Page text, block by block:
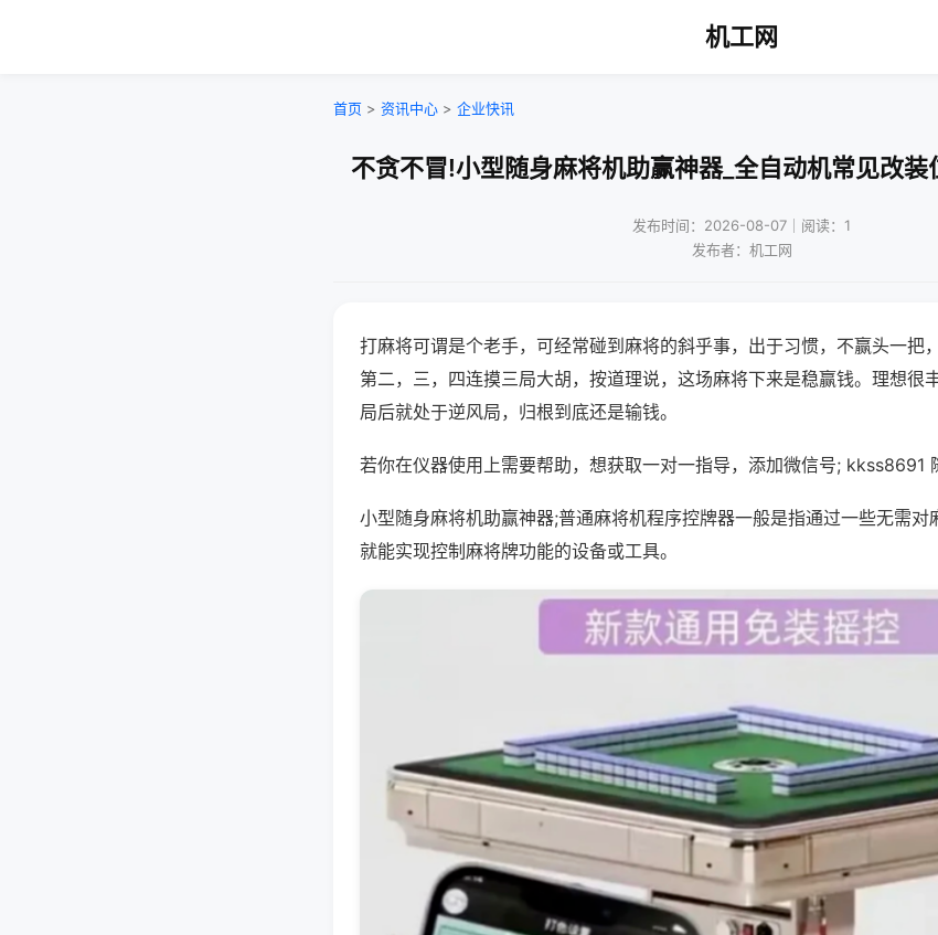
机工网
首页 > 资讯中心 > 企业快讯
不贪不冒!小型随身麻将机助赢神器_全自动机常见改
发布时间：2026-08-07｜阅读：1
发布者：机工网
打麻将可谓是个老手，可经常碰到麻将的斜乎事，出于习惯，不赢头一把
第二，三，四连摸三局大胡，按道理说，这场麻将下来是稳赢钱。理想很
局后就处于逆风局，归根到底还是输钱。
若你在仪器使用上需要帮助，想获取一对一指导，添加微信号; kkss8691
小型随身麻将机助赢神器;普通麻将机程序控牌器一般是指通过一些无需对
就能实现控制麻将牌功能的设备或工具。